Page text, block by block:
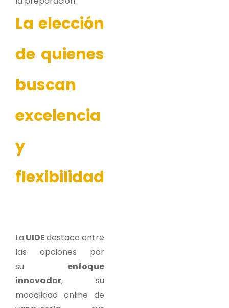
La elección
de quienes
buscan
excelencia
y
flexibilidad
La UIDEdestaca entre
las opciones por
su enfoque
innovador, su
modalidad online de